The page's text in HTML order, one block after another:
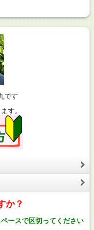
です
す。
か？
ースで区切ってください